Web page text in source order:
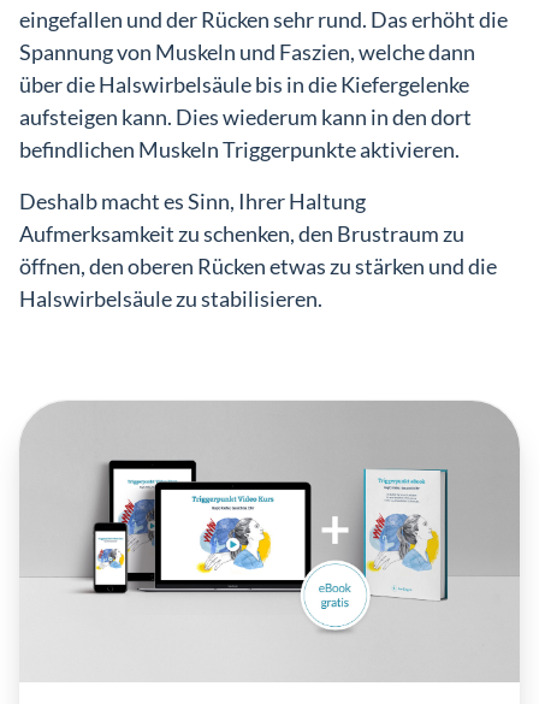
eingefallen und der Rücken sehr rund. Das erhöht die
Spannung von Muskeln und Faszien, welche dann
über die Halswirbelsäule bis in die Kiefergelenke
aufsteigen kann. Dies wiederum kann in den dort
befindlichen Muskeln Triggerpunkte aktivieren.
Deshalb macht es Sinn, Ihrer Haltung
Aufmerksamkeit zu schenken, den Brustraum zu
öffnen, den oberen Rücken etwas zu stärken und die
Halswirbelsäule zu stabilisieren.